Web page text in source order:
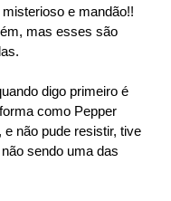
e mandão!!
mas esses são
digo primeiro é
como Pepper
não pude resistir, tive
sendo uma das